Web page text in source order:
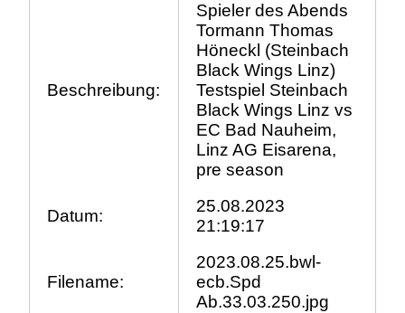
Beschreibung:
Spieler des Abends
Tormann Thomas
Höneckl (Steinbach
Black Wings Linz)
Testspiel Steinbach
Black Wings Linz vs
EC Bad Nauheim,
Linz AG Eisarena,
pre season
Datum:
25.08.2023
21:19:17
Filename:
2023.08.25.bwl-
ecb.Spd
Ab.33.03.250.jpg